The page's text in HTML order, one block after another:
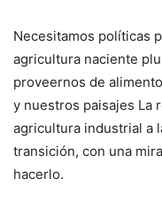
Necesitamos políticas
agricultura naciente
proveernos de
y nuestros paisajes La
agricultura industrial a
transición, con una
hacerlo.